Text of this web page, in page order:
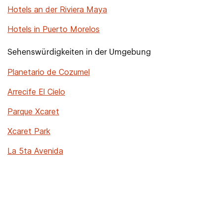
Hotels an der Riviera Maya
Hotels in Puerto Morelos
Sehenswürdigkeiten in der Umgebung
Planetario de Cozumel
Arrecife El Cielo
Parque Xcaret
Xcaret Park
La 5ta Avenida